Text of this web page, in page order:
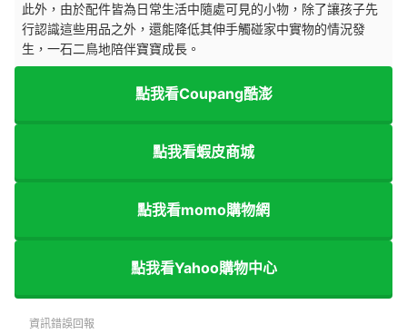
此外，由於配件皆為日常生活中隨處可見的小物，除了讓孩子先
行認識這些用品之外，還能降低其伸手觸碰家中實物的情況發
生，一石二鳥地陪伴寶寶成長。
點我看Coupang酷澎
點我看蝦皮商城
點我看momo購物網
點我看Yahoo購物中心
資訊錯誤回報